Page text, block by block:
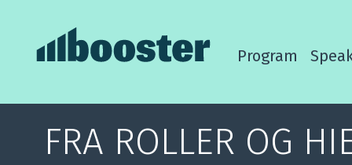
Program
FRA ROLLER OG